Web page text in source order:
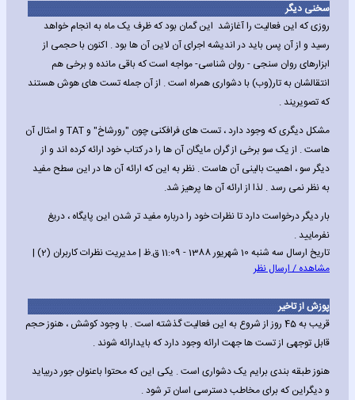
سخنی دیگر
روزی که این فعالیت را آغازشد این گمان بود که ظرف یک ماه به انجام خواهد
رسید و از آن پس باید در اندیشه اجرای آن لاین آن ها بود . اکنون با حجمی از
ابزارهای روان سنجی - روان شناسی- مواجه است که باقی مانده و برخی هم
انتقالشان به تار(وب) با دشواری همراه است . از آن جمله تست های هوش هستند
که تصویریند .
مشکل دیگری که وجود دارد ، تست های فرافکنی چون "رورشاخ" و TAT و امثال آن
هاست . از یک سو برخی از گران مایگان آن ها را در کتاب خود ارائه کرده اند و از
دیگر سو ، اهمیت بالینی آن هاست . نظر به این که ارائه آن ها در این سطح مفید
به نظر نمی رسد . لذا از ارائه آن ها پرهیز شد.
بار دیگر درخواست دارد تا نظرات خود را درباره مفید تر شدن این پایگاه ، دریغ
نفرمایید .
تاریخ ارسال سه شنبه 10 شهریور 1388 - 11:09 ق.ظ | مدیریت نظرات کاربران (2) |
مشاهده / ارسال نظر
پوزش از تاخیر
قریب به 45 روز از شروع به این فعالیت گذشته است . با وجود کوشش ، هنوز حجم
قابل توجهی از تست ها جهت ارائه وجود دارد که بایدارائه شوند .
هنوز طبقه بندی برایم یک دشواری است . یکی این که محتوا باعنوان جور دربیاید
و دیگراین که برای مخاطب دسترسی اسان تر شود .